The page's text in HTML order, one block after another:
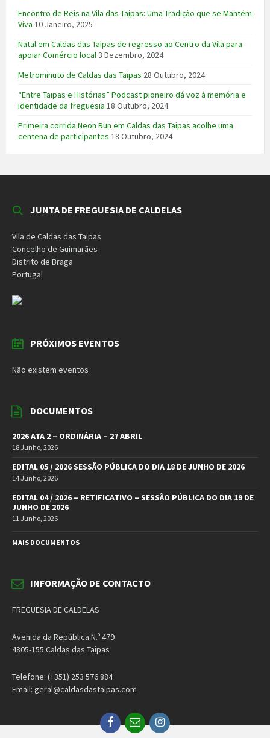
Encontro de Reis na Vila das Taipas: Uma Tradição que se Mantém
Viva 10 Janeiro, 2025
Natal em Caldas das Taipas de regresso ao Centro da Vila para
apoiar Comércio local3 Dezembro, 2024
Metrominuto de Caldas das Taipas 28 Outubro, 2024
“Entre Taipas e Histórias” Podcast pioneiro dá voz à memória e
identidade da freguesia 18 Outubro, 2024
Primeira corrida Neon Run em Caldas das Taipas acolhe uma
centena de participantes 18 Outubro, 2024
JUNTA DE FREGUESIA DE CALDELAS
Vila de Caldas das Taipas
Concelho de Guimarães
Distrito de Braga
Portugal
PRÓXIMOS EVENTOS
Não existem eventos
DOCUMENTOS
2026 ATA 2 – ORDINÁRIA – 27 ABRIL
18 Junho, 2026
EDITAL 05 / 2026 SESSÃO PÚBLICA DO DIA 18 DE JUNHO DE 2026
14 Junho, 2026
EDITAL 04 / 2026 – RETIFICATIVO – SESSÃO PÚBLICA DO DIA 19 DE
JUNHO DE 2026
11 Junho, 2026
MAIS DOCUMENTOS
INFORMAÇÃO DE CONTACTO
FREGUESIA DE CALDELAS
Avenida da República N.º 479
4805-155 Caldas das Taipas
Telefone: (+351) 253 576 884
Email: geral@caldasdastaipas.com
Facebook
EmailInstagram